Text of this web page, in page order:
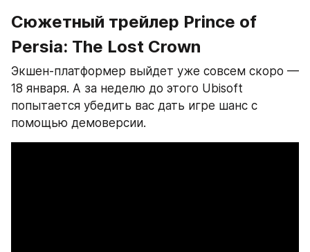
Сюжетный трейлер Prince of
Persia: The Lost Crown
Экшен-платформер выйдет уже совсем скоро —
18 января. А за неделю до этого Ubisoft
попытается убедить вас дать игре шанс с
помощью демоверсии.